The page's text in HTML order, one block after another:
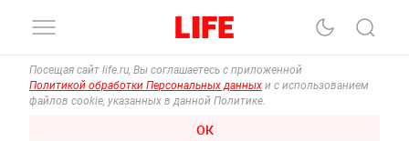
Посещая сайт life.ru, Вы соглашаетесь с приложенной
Политикой обработки Персональных данных и с использованием
файлов cookie, указанных в данной Политике.
ОК